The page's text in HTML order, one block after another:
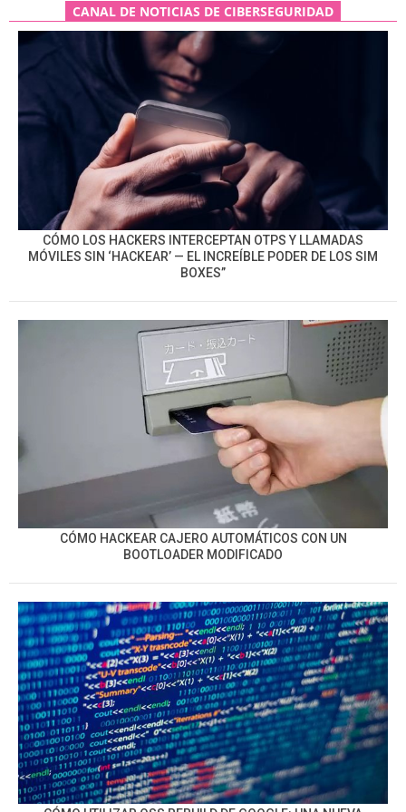
CANAL DE NOTICIAS DE CIBERSEGURIDAD
CÓMO LOS HACKERS INTERCEPTAN OTPS Y LLAMADAS
MÓVILES SIN ‘HACKEAR’ — EL INCREÍBLE PODER DE LOS SIM
BOXES”
CÓMO HACKEAR CAJERO AUTOMÁTICOS CON UN
BOOTLOADER MODIFICADO